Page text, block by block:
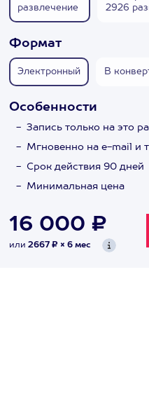
развлечение
2926
Формат
Электронный В
Особенности
Запись только на это
Мгновенно на e-mail и
Срок действия 90 дней
Минимальная цена
16 000 ₽
или 2667 ₽ × 6 мес